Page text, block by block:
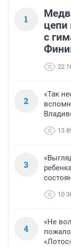
1
цепи
с
22
2
«Так
13
3
10
4
«Не